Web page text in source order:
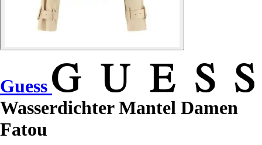
Guess
Wasserdichter Mantel Damen
Fatou